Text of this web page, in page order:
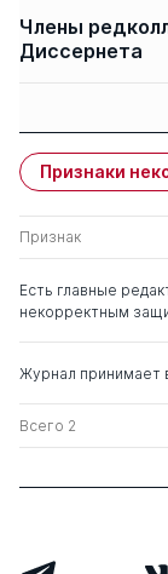
Члены
Диссернета
Акимкин Василий
Геннадьевич
Признаки
Признак
Есть главные
некорректным
Журнал принимает
Всего 2